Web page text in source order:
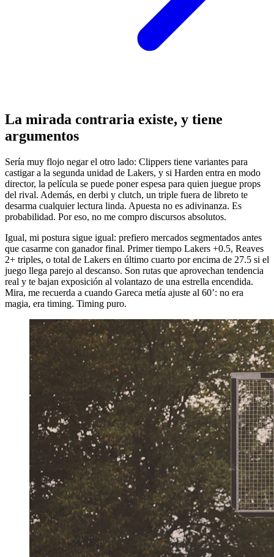
La mirada contraria existe, y tiene
argumentos
Sería muy flojo negar el otro lado: Clippers tiene variantes para
castigar a la segunda unidad de Lakers, y si Harden entra en modo
director, la película se puede poner espesa para quien juegue props
del rival. Además, en derbi y clutch, un triple fuera de libreto te
desarma cualquier lectura linda. Apuesta no es adivinanza. Es
probabilidad. Por eso, no me compro discursos absolutos.
Igual, mi postura sigue igual: prefiero mercados segmentados antes
que casarme con ganador final. Primer tiempo Lakers +0.5, Reaves
2+ triples, o total de Lakers en último cuarto por encima de 27.5 si el
juego llega parejo al descanso. Son rutas que aprovechan tendencia
real y te bajan exposición al volantazo de una estrella encendida.
Mira, me recuerda a cuando Gareca metía ajuste al 60’: no era
magia, era timing. Timing puro.